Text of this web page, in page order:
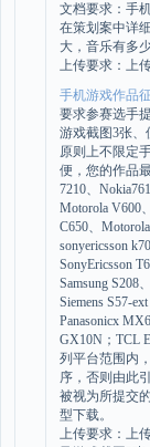
文档要求：手
在策划案中详
大，音乐有多
上传要求：上
手机游戏作品
要求参赛选手
游戏截图3张
原则上不限定
便，您的作品
7210、
Motorola V600
C650、
sonyericsson
SonyEricsson
Samsung S208
Siemens S57-
Panasonicx
GX10N；TCL
列平台范围内
序，否则由此
被视为所提交
型下载。
上传要求：上